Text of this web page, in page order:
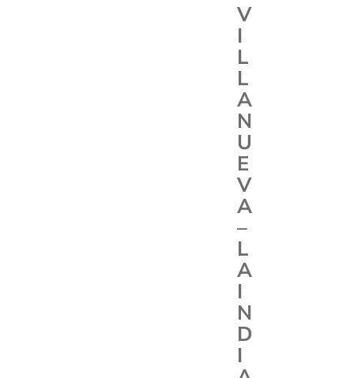
V
I
L
L
A
N
U
E
V
A
–
L
A
I
N
D
I